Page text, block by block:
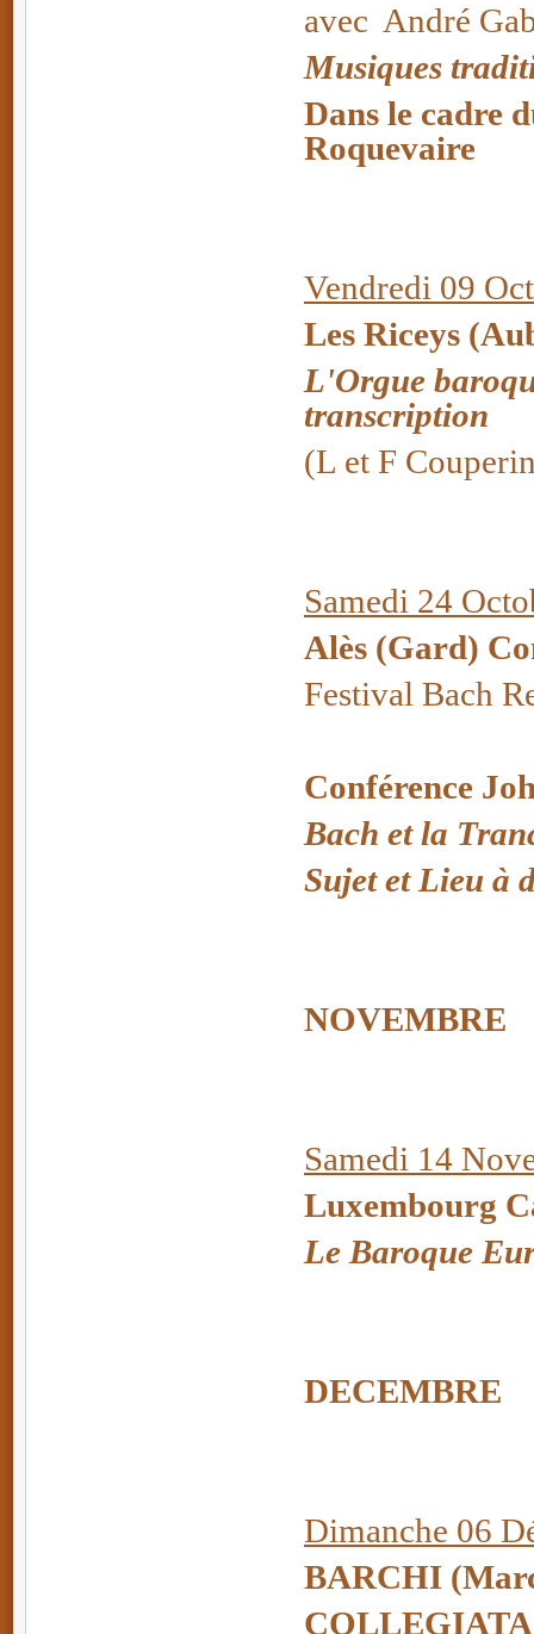
avec André
Musiques
Dans le cadre
Roquevaire
Vendredi 09
Les Riceys
L'Orgue
transcription
(L et F
Samedi 24
Alès (Gard)
Festival Bach
Conférence
Bach et la
Sujet et Lieu à
NOVEMBRE
Samedi 14
Luxembourg
Le Baroque
DECEMBRE
Dimanche 06
BARCHI